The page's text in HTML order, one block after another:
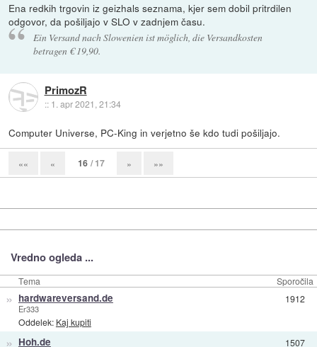
Ena redkih trgovin iz geizhals seznama, kjer sem dobil pritrdilen
odgovor, da pošiljajo v SLO v zadnjem času.
Ein Versand nach Slowenien ist möglich, die Versandkosten
betragen € 19,90.
PrimozR
:: 1. apr 2021, 21:34
Computer Universe, PC-King in verjetno še kdo tudi pošiljajo.
«« « 16 / 17 » »»
Vredno ogleda ...
Tema Sporočila
» hardwareversand.de
Er333
Oddelek: Kaj kupiti
1912
» Hoh.de 1507